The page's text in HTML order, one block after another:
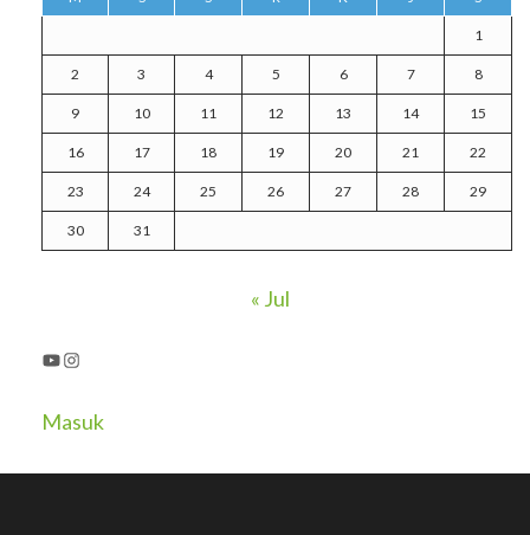
1
2 3 4 5 6 7 8
9 10 11 12 13 14 15
16 17 18 19 20 21 22
23 24 25 26 27 28 29
30 31
« Jul
YouTube
Instagram
Masuk